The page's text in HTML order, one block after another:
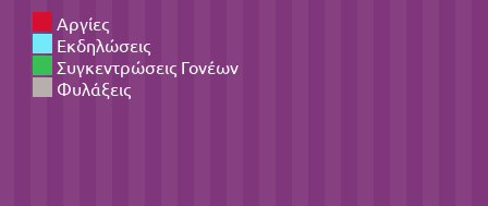
Αργίες
Εκδηλώσεις
Συγκεντρώσεις Γονέων
Φυλάξεις